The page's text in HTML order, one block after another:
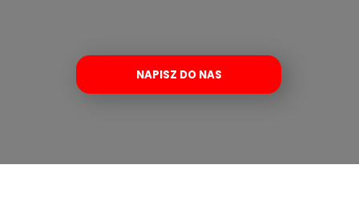
NAPISZ DO NAS